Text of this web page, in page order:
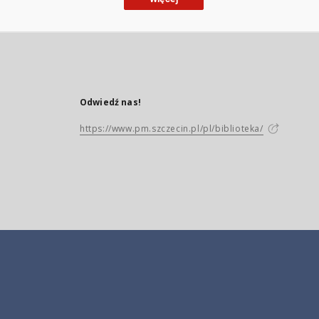
Odwiedź nas!
https://www.pm.szczecin.pl/pl/biblioteka/